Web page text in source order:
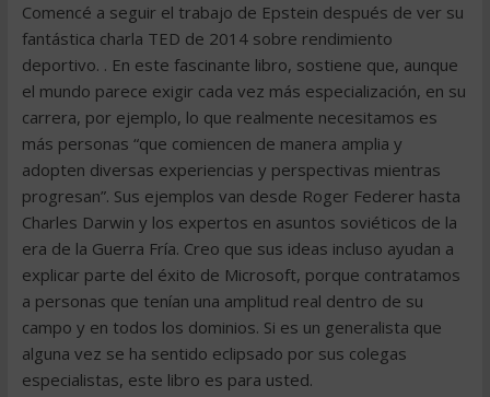
Comencé a seguir el trabajo de Epstein después de ver su
fantástica charla TED de 2014 sobre rendimiento
deportivo. . En este fascinante libro, sostiene que, aunque
el mundo parece exigir cada vez más especialización, en su
carrera, por ejemplo, lo que realmente necesitamos es
más personas “que comiencen de manera amplia y
adopten diversas experiencias y perspectivas mientras
progresan”. Sus ejemplos van desde Roger Federer hasta
Charles Darwin y los expertos en asuntos soviéticos de la
era de la Guerra Fría. Creo que sus ideas incluso ayudan a
explicar parte del éxito de Microsoft, porque contratamos
a personas que tenían una amplitud real dentro de su
campo y en todos los dominios. Si es un generalista que
alguna vez se ha sentido eclipsado por sus colegas
especialistas, este libro es para usted.